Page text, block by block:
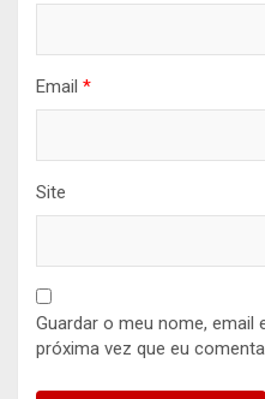
Email *
Site
Guardar o meu nome, email
próxima vez que eu